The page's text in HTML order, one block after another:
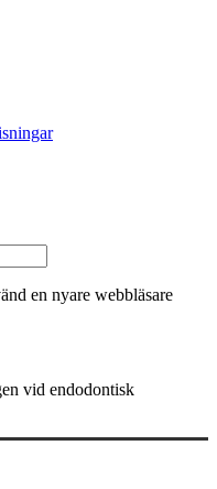
en nyare webbläsare
vid endodontisk